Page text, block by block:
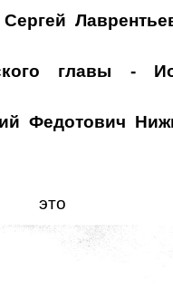
главы -
Федотович
это